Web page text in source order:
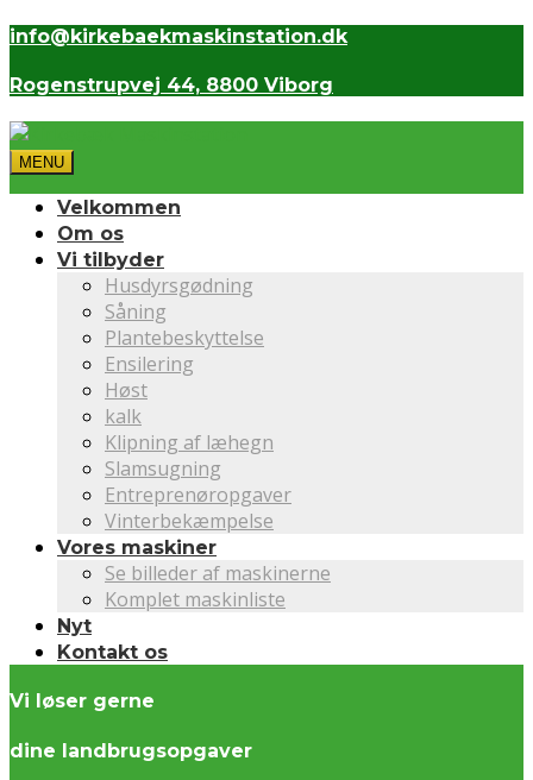
info@kirkebaekmaskinstation.dk
Rogenstrupvej 44, 8800 Viborg
MENU
Velkommen
Om os
Vi tilbyder
Husdyrsgødning
Såning
Plantebeskyttelse
Ensilering
Høst
kalk
Klipning af læhegn
Slamsugning
Entreprenøropgaver
Vinterbekæmpelse
Vores maskiner
Se billeder af maskinerne
Komplet maskinliste
Nyt
Kontakt os
Vi løser gerne
dine landbrugsopgaver